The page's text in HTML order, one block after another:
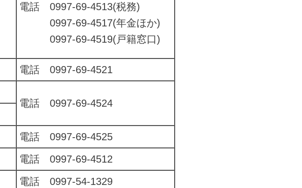
電話 0997-69-4513(税務)
0997-69-4517(年金ほか)
0997-69-4519(戸籍窓口)
電話 0997-69-4521
電話 0997-69-4524
電話 0997-69-4525
電話 0997-69-4512
電話 0997-54-1329